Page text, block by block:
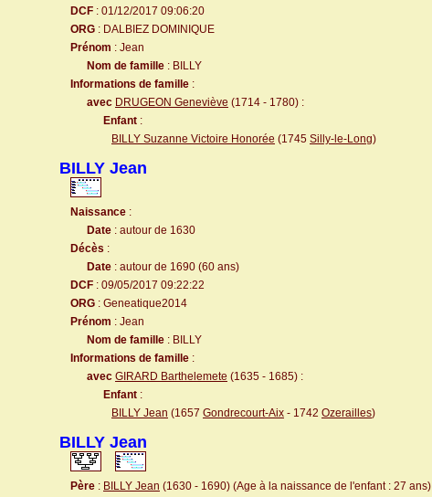
DCF : 01/12/2017 09:06:20
ORG : DALBIEZ DOMINIQUE
Prénom : Jean
Nom de famille : BILLY
Informations de famille :
avec DRUGEON Geneviève (1714 - 1780) :
Enfant :
BILLY Suzanne Victoire Honorée (1745 Silly-le-Long)
BILLY Jean
Naissance :
Date : autour de 1630
Décès :
Date : autour de 1690 (60 ans)
DCF : 09/05/2017 09:22:22
ORG : Geneatique2014
Prénom : Jean
Nom de famille : BILLY
Informations de famille :
avec GIRARD Barthelemete (1635 - 1685) :
Enfant :
BILLY Jean (1657 Gondrecourt-Aix - 1742 Ozerailles)
BILLY Jean
Père : BILLY Jean (1630 - 1690) (Age à la naissance de l'enfant : 27 ans)